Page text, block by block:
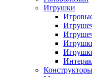
Игрушки
Конструкторы